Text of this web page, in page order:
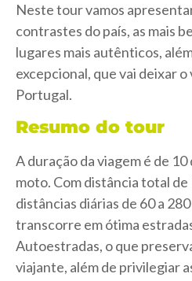
Neste tour vamos
contrastes do país, as mais
lugares mais autênticos,
excepcional, que vai deixar
Portugal.
Resumo do tour
A duração da viagem é de 10
moto. Com distância total
distâncias diárias de 60 a
transcorre em ótima
Autoestradas, o que
viajante, além de privilegiar